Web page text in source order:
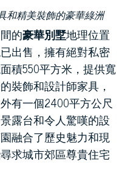
和精美裝飾的豪華綠洲
的豪華別墅地理位置
出售，擁有絕對私密
積550平方米，提供寬
裝飾和設計師家具，
有一個2400平方公尺
露台和令人驚嘆的設
融合了歷史魅力和現
求城市郊區尊貴住宅